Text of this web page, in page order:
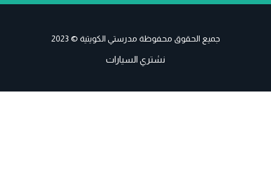
جميع الحقوق محفوظة مدرستي الكويتية © 2023
نشتري السيارات